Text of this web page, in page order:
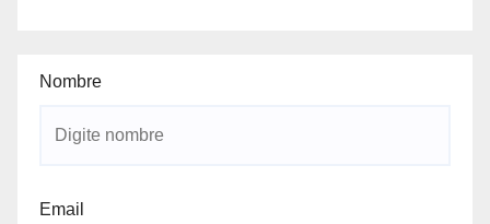
Nombre
Email